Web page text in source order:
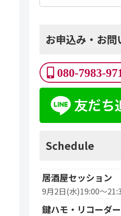
お申込み・お問
080-7983-
Schedule
居酒屋セッション
9月2日(水)19:00～
鍵ハモ・リコーダ